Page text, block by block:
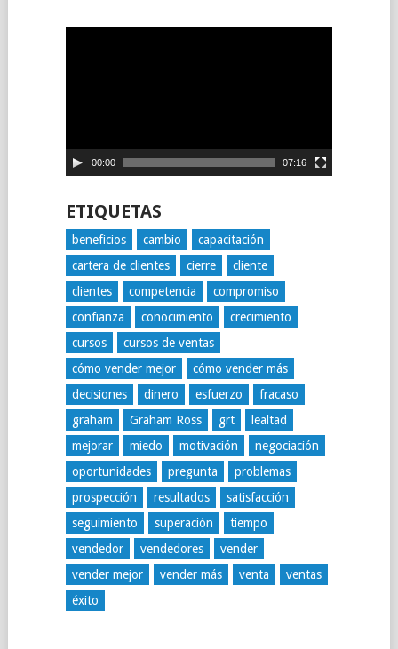
00:00 07:16
ETIQUETAS
beneficios cambio
capacitación
cartera de clientes
cierre
cliente
clientes
competencia
compromiso
confianza
conocimiento
crecimiento
cursos
cursos de ventas
cómo vender mejor
cómo vender más
decisiones
dinero esfuerzo
fracaso
graham
Graham Ross grt
lealtad
mejorar
miedo motivación
negociación
oportunidades
pregunta
problemas
prospección
resultados
satisfacción
seguimiento
superación
tiempo
vendedor
vendedores
vender
vender mejor
vender más venta
ventas
éxito